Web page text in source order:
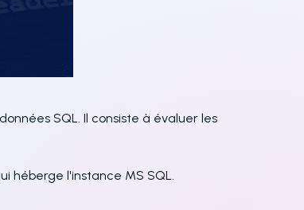
SQL. Il consiste à évaluer les
héberge l'instance MS SQL.